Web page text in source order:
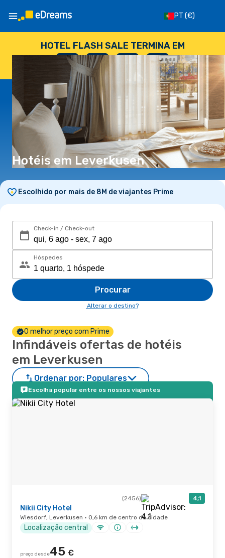
PT (€)
HOTEL FLASH SALE TERMINA EM
--
DIAS
: --
HORAS
: --
SEGUNDOS
Hotéis em Leverkusen
Escolhido por mais de 8M de viajantes Prime
Check-in / Check-out
Hóspedes
Procurar
Alterar o destino?
O melhor preço com Prime
Infindáveis ofertas de hotéis
em Leverkusen
Ordenar por: Populares
Escolha popular entre os nossos viajantes
(2456) 4,1
Nikii City Hotel
Wiesdorf, Leverkusen · 0,6 km de centro da cidade
Localização central
preço desde45 €